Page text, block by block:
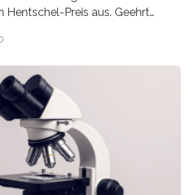
Preis aus. Geehrt
Publikation zum Thema
in Würzburg fördert die
um die Behandlung der
Dazu schreibt sie auch in
den Hentschel-
gezielt an jüngere
unter 40 Jahren. Geehrt
Doktorarbeit oder eine